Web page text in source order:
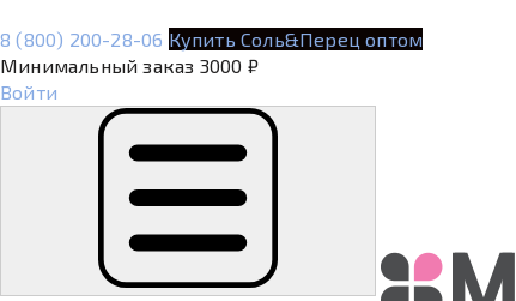
8 (800) 200-28-06 Купить Соль&Перец оптом
Минимальный заказ 3000 ₽
Войти